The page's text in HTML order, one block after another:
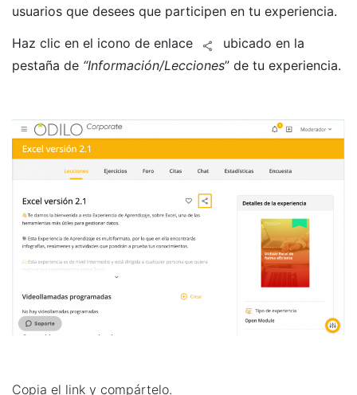
usuarios que desees que participen en tu experiencia.
Haz clic en el icono de enlace
ubicado en la
pestaña de “Información/Lecciones” de tu experiencia.
Copia el link y compártelo.